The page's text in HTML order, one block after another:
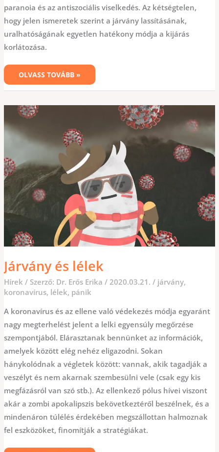
paranoia és az antiszociális viselkedés. Az kétségtelen,
hogy jelen ismeretek szerint a járvány lassításának,
uralhatóságának egyetlen hatékony módja a kijárás
korlátozása.
OLVASS TOVÁBB »
Járvány és lélek
Hírek / Szerző: Dr. Erős Erika / 2020.03.21. / járvány,
koronavírus, lélek, pánik
A koronavírus és az ellene való védekezés módja egyaránt
nagy megterhelést jelent a lelki egyensúly megőrzése
szempontjából. Elárasztanak bennünket az információk,
amelyek között elég nehéz eligazodni. Sokan
hánykolódnak a végletek között: vannak, akik tagadják a
veszélyt és nem akarnak szembesülni vele (csak egy kis
megfázásról van szó stb.). Az ellenkező pólus hívei viszont
akár a zombi apokalipszis bekövetkeztéről beszélnek, és a
mindenáron túlélés érdekében megszállottan halmoznak
fel eszközöket, finomítják a stratégiákat.
JÁRVÁNY
ÉS
LÉLEK